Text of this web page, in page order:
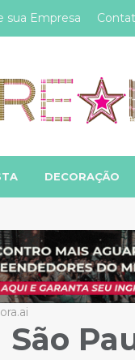
sua Empresa
DECORAÇÃO